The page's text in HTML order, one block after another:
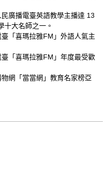
廣播電臺英語教學主播達 13
十大名師之一。
「喜瑪拉雅FM」外語人氣主
「喜瑪拉雅FM」年度最受歡
網「當當網」教育名家榜亞